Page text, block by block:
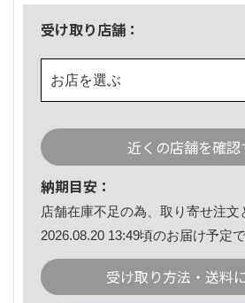
受け取り店舗：
お店を選ぶ
近くの店舗を確認
納期目安：
店舗在庫不足の為、取り寄せ注文
2026.08.20 13:49頃のお届け予定で
受け取り方法・送料